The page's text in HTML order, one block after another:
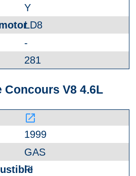
Y
LD8
-
281
Concours V8 4.6L
launch
1999
GAS
FI